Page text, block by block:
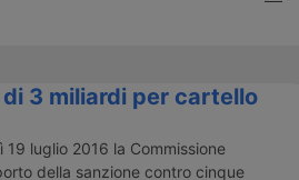
3 miliardi per cartello
19 luglio 2016 la Commissione
della sanzione contro cinque